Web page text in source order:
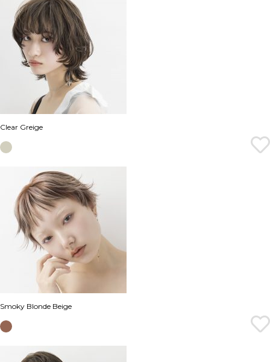
Clear Greige
Smoky Blonde Beige